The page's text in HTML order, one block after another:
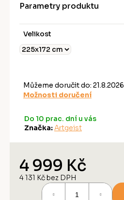
Parametry produktu
Velikost
Můžeme doručit do: 21.8.2026
Možnosti doručení
Do 10 prac. dní u vás
Značka: Artgeist
4 999 Kč
4 131 Kč bez DPH